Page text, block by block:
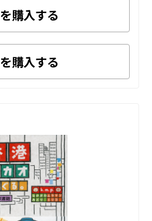
購入する
購入する